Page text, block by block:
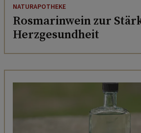
NATURAPOTHEKE
Rosmarinwein zur
Herzgesundheit